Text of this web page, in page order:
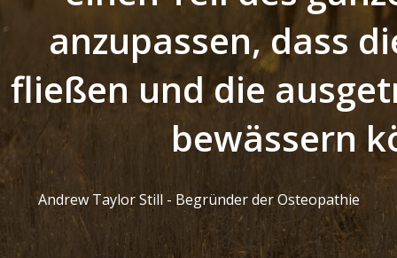
anzupassen, dass
fließen und die
bewässern
Andrew Taylor Still - Begründer der Osteopathie